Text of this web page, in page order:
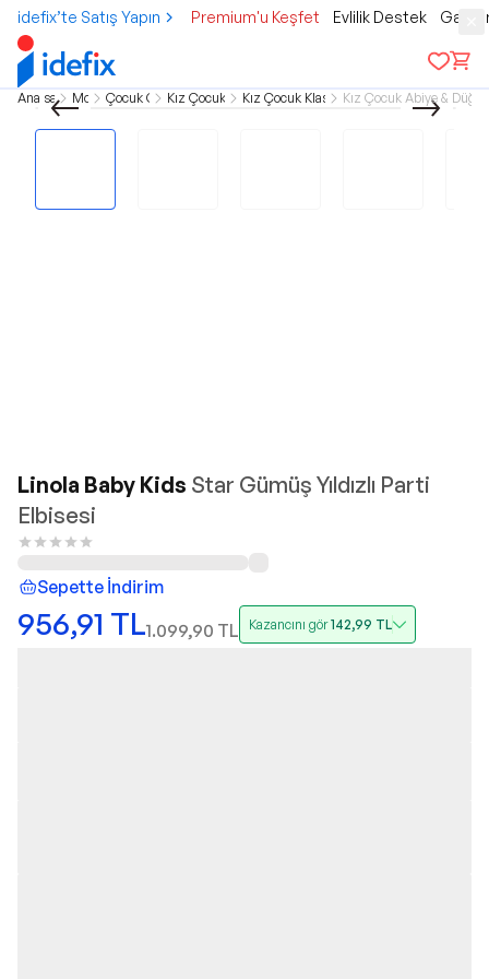
idefix’te Satış Yapın Premium'u Keşfet Evlilik Destek
Ana sayfaModa Çocuk GiyimKız Çocuk GiyimKız Çocuk Klasik GiyimKız Çocuk Abiye &
Linola Baby Kids Star Gümüş Yıldızlı Parti
Elbisesi
Sepette İndirim
956,91 TL1.099,90 TL Kazancını gör142,99 TL